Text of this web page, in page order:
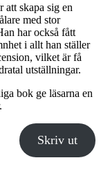
skapa sig en
med stor
har också fått
i allt han ställer
vilket är få
utställningar.
bok ge läsarna en
Skriv ut